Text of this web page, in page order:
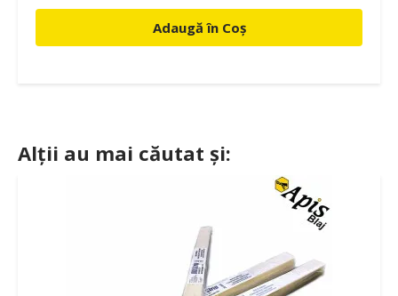
Adaugă în Coș
Alții au mai căutat și: